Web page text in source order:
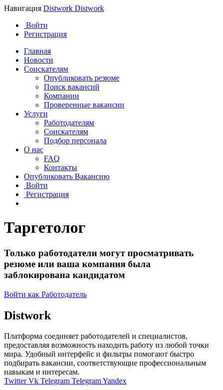
Навигация Distwork Distwork
Войти
Регистрация
Главная
Новости
Соискателям
Опубликовать резюме
Поиск вакансий
Компании
Проверенные вакансии
Услуги
Работодателям
Соискателям
Подбор персонала
О нас
FAQ
Контакты
Опубликовать Вакансию
Войти
Регистрация
Таргетолог
Только работодатели могут просматривать
резюме или ваша компания была
заблокирована кандидатом
Войти как Работодатель
Distwork
Платформа соединяет работодателей и специалистов,
предоставляя возможность находить работу из любой точки
мира. Удобный интерфейс и фильтры помогают быстро
подбирать вакансии, соответствующие профессиональным
навыкам и интересам.
Twitter Vk Telegram TelegramYandex